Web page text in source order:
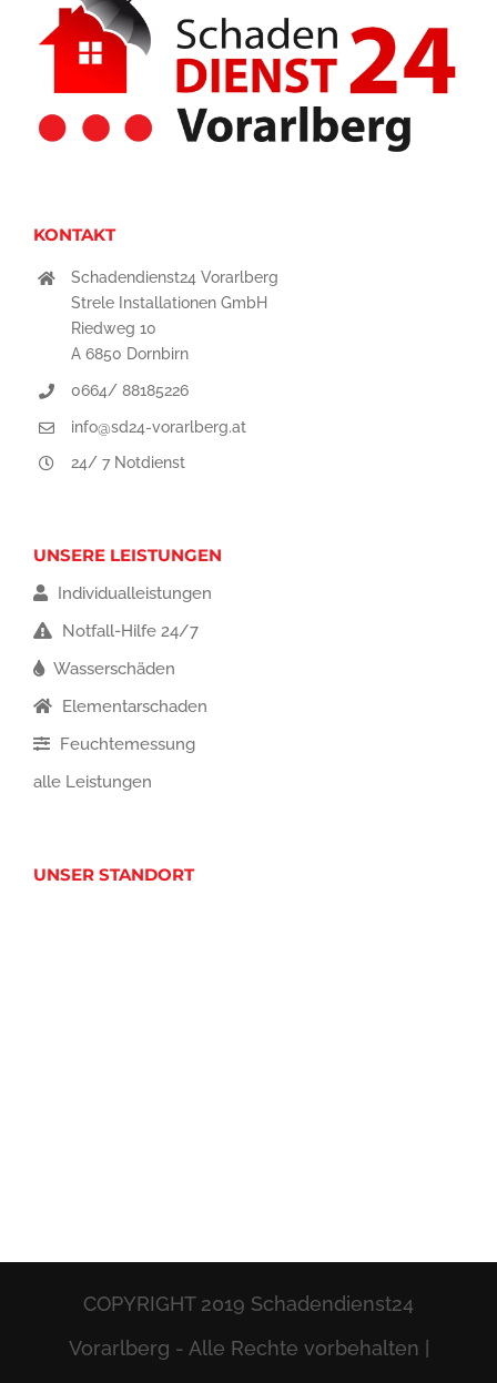
KONTAKT
Schadendienst24 Vorarlberg
Strele Installationen GmbH
Riedweg 10
A 6850 Dornbirn
0664/ 88185226
info@sd24-vorarlberg.at
24/ 7 Notdienst
UNSERE LEISTUNGEN
Individualleistungen
Notfall-Hilfe 24/7
Wasserschäden
Elementarschaden
Feuchtemessung
alle Leistungen
UNSER STANDORT
COPYRIGHT 2019 Schadendienst24
Vorarlberg - Alle Rechte vorbehalten |